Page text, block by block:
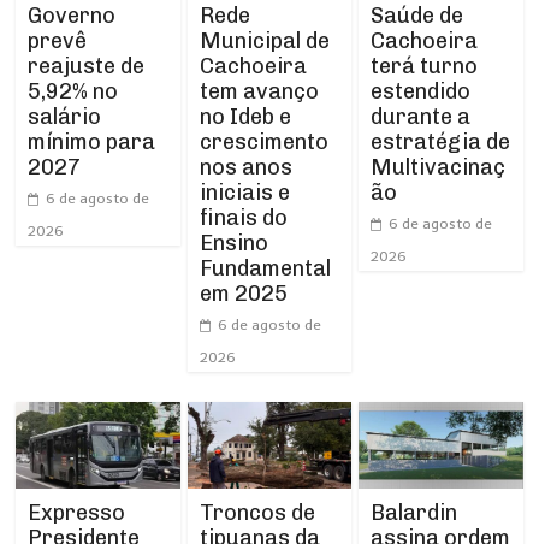
Governo
prevê
reajuste de
5,92% no
salário
mínimo para
2027
6 de agosto de
2026
Rede
Municipal de
Cachoeira
tem avanço
no Ideb e
crescimento
nos anos
iniciais e
finais do
Ensino
Fundamental
em 2025
6 de agosto de
2026
Saúde de
Cachoeira
terá turno
estendido
durante a
estratégia de
Multivacinaç
ão
6 de agosto de
2026
Expresso
Presidente
Troncos de
tipuanas da
Balardin
assina ordem